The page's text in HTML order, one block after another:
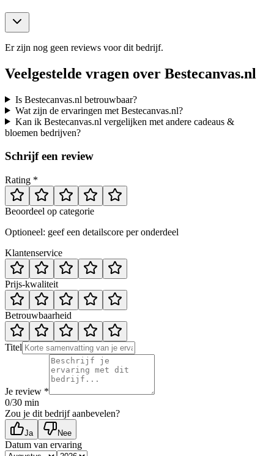
Er zijn nog geen reviews voor dit bedrijf.
Veelgestelde vragen over Bestecanvas.nl
Is Bestecanvas.nl betrouwbaar?
Wat zijn de ervaringen met Bestecanvas.nl?
Kan ik Bestecanvas.nl vergelijken met andere cadeaus &
bloemen bedrijven?
Schrijf een review
Rating *
Beoordeel op categorie
Optioneel: geef een detailscore per onderdeel
Klantenservice
Prijs-kwaliteit
Betrouwbaarheid
Titel
Je review *
0/30 min
Zou je dit bedrijf aanbevelen?
Ja Nee
Datum van ervaring